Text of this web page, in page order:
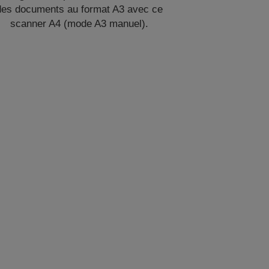
documents au format A3 avec ce
scanner A4 (mode A3 manuel).